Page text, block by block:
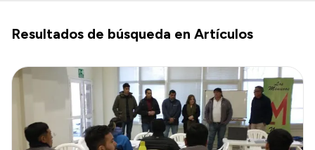
¿Qué es IPROSS?
Autoridades
Delegaciones
Consultorios Propios
Presentación CV
Resultados de búsqueda en Artículos